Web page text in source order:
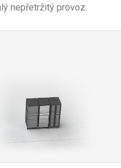
nepřetržitý provoz.